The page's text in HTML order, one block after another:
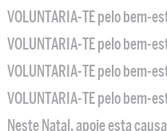
VOLUNTARIA-TE pelo bem-
VOLUNTARIA-TE pelo bem-
VOLUNTARIA-TE pelo bem-
VOLUNTARIA-TE pelo bem-
Neste Natal, apoie esta